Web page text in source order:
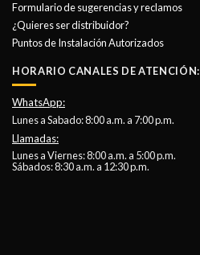
Formulario de sugerencias y reclamos
¿Quieres ser distribuidor?
Puntos de Instalación Autorizados
HORARIO CANALES DE ATENCIÓN:
WhatsApp:
Lunes a Sabado: 8:00 a.m. a 7:00 p.m.
Llamadas:
Lunes a Viernes: 8:00 a.m. a 5:00 p.m.
Sábados: 8:30 a.m. a 12:30 p.m.